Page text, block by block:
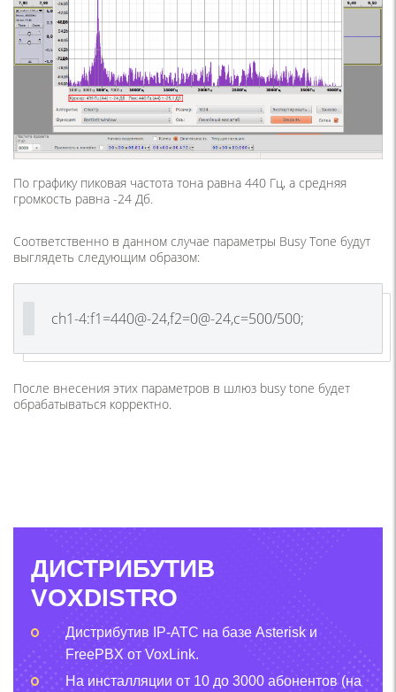
По графику пиковая частота тона равна 440 Гц, а средняя
громкость равна -24 Дб.
Соответственно в данном случае параметры Busy Tone будут
выглядеть следующим образом:
ch1-4:f1=440@-24,f2=0@-24,c=500/500;
После внесения этих параметров в шлюз busy tone будет
обрабатываться корректно.
ДИСТРИБУТИВ
VOXDISTRO
Дистрибутив IP-АТС на базе Asterisk и
FreePBX от VoxLink.
На инсталляции от 10 до 3000 абонентов (на